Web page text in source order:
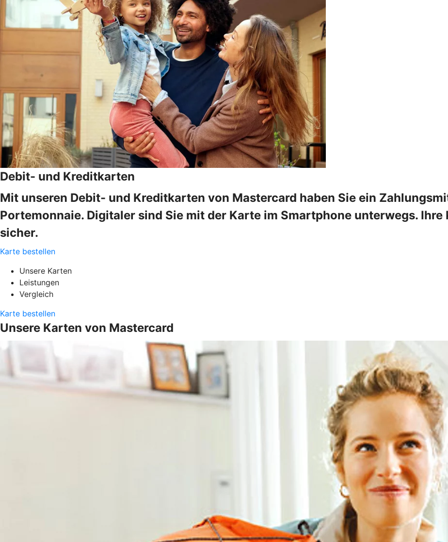
Debit- und Kreditkarten
Mit unseren Debit- und Kreditkarten von Mastercard haben Sie ein
Portemonnaie. Digitaler sind Sie mit der Karte im Smartphone unterwegs.
sicher.
Karte bestellen
Unsere Karten
Leistungen
Vergleich
Karte bestellen
Unsere Karten von Mastercard